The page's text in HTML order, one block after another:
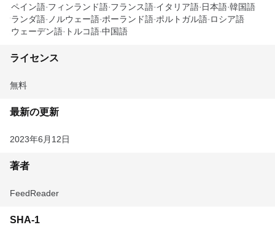
スペイン語 フィンランド語 フランス語 イタリア語 日本語 韓国語
オランダ語 ノルウェー語 ポーランド語 ポルトガル語 ロシア語
スウェーデン語 トルコ語 中国語
ライセンス
無料
最新の更新
2023年6月12日
著者
FeedReader
SHA-1